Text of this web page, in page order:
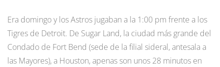
Era domingo y los Astros jugaban a la 1:00 pm frente a los
Tigres de Detroit. De Sugar Land, la ciudad más grande del
Condado de Fort Bend (sede de la filial sideral, antesala a
las Mayores), a Houston, apenas son unos 28 minutos en